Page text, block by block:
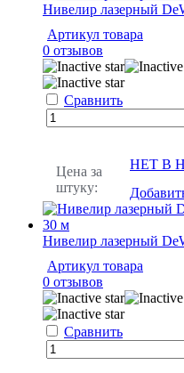
Нивелир лазерный
Артикул товара
0 отзывов
Сравнить
Цена за
штуку:
НЕТ В
Нивелир лазерный
Артикул товара
0 отзывов
Сравнить